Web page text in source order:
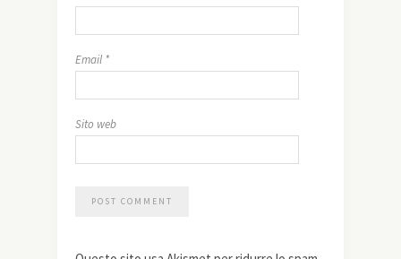
Email *
Sito web